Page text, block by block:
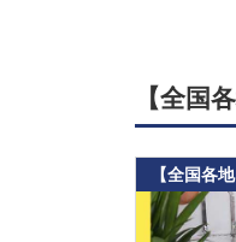
【全国
【全国各